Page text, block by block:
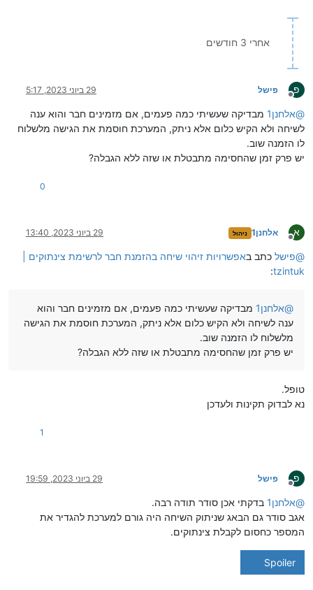
אחרי 3 חודשים
פ
מנותק
פישל 29 ביוני 2023, 5:17
@אלחנן1
מבדיקה שעשיתי כמה פעמים, אם מזמינים חבר והוא ענה
לשיחה ולא הקיש כלום אלא ניתק, המערכת חוסמת את הגישה מלשלוח
לו הזמנה שוב.
יש פרק זמן שהחסימה מתבטלת או שזה ללא הגבלה?
0
א
מנותק
אלחנן1 ניהול 29 ביוני 2023, 13:40
@פישל כתב באפשרויות זיהוי שיחה בהזמנת חבר לרשימת צינתוקים |
tzintuk
:
@אלחנן1
מבדיקה שעשיתי כמה פעמים, אם מזמינים חבר והוא
ענה לשיחה ולא הקיש כלום אלא ניתק, המערכת חוסמת את הגישה
מלשלוח לו הזמנה שוב.
יש פרק זמן שהחסימה מתבטלת או שזה ללא הגבלה?
טופל.
נא לבדוק תקינות ולעדכן
1
פ
מנותק
פישל 29 ביוני 2023, 19:59
@אלחנן1
בדקתי אכן סודר תודה רבה.
אגב סודר גם הבאג שניתוק השיחה היה גורם למערכת להגדיר את
המספר כחסום לקבלת צינתוקים.
Spoiler